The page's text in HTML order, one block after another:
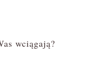
wciągają?